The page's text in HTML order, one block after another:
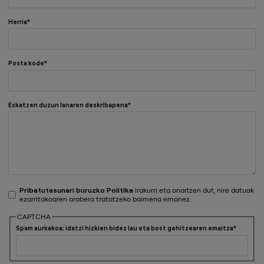
Herria
Posta kode
Eskatzen duzun lanaren deskribapena
Pribatutasunari buruzko Politika irakurri eta onartzen dut, nire datuak
ezarritakoaren arabera tratatzeko baimena emanez.
CAPTCHA
Spam aurkakoa: idatzi hizkien bidez lau eta bost gehitzearen emaitza